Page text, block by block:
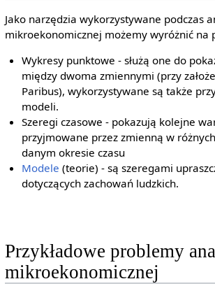
Jako narzędzia wykorzystywane podczas
mikroekonomicznej możemy wyróżnić na
Wykresy punktowe - służą one do
między dwoma zmiennymi (przy
Paribus), wykorzystywane są także
modeli.
Szeregi czasowe - pokazują kolejne
przyjmowane przez zmienną w
danym okresie czasu
Modele (teorie) - są szeregami
dotyczących zachowań ludzkich.
Przykładowe problemy
mikroekonomicznej